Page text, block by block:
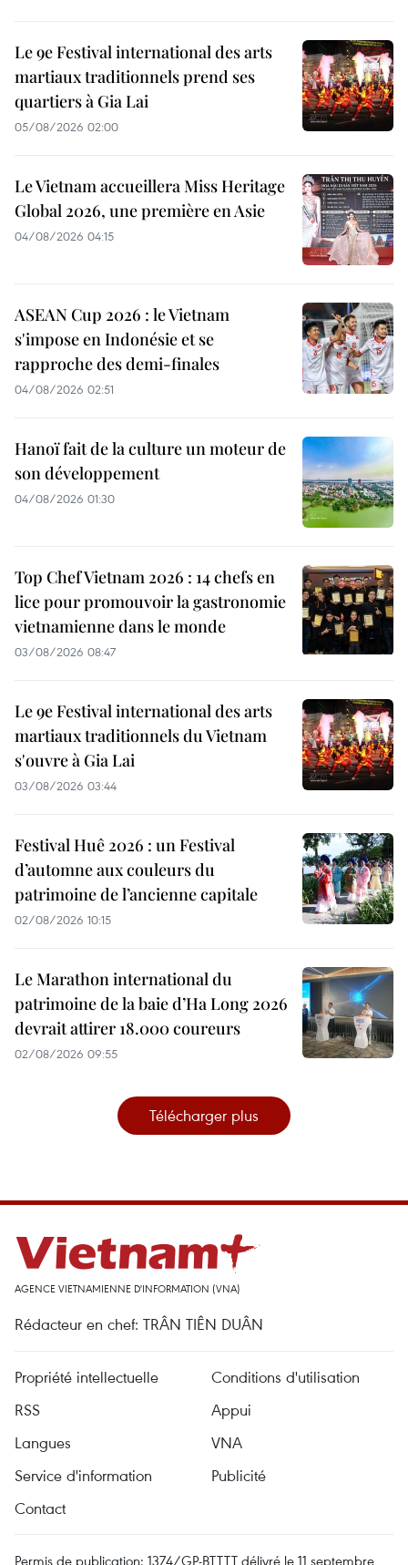
Le 9e Festival international des arts
martiaux traditionnels prend ses
quartiers à Gia Lai
05/08/2026 02:00
Le Vietnam accueillera Miss Heritage
Global 2026, une première en Asie
04/08/2026 04:15
ASEAN Cup 2026 : le Vietnam
s'impose en Indonésie et se
rapproche des demi-finales
04/08/2026 02:51
Hanoï fait de la culture un moteur de
son développement
04/08/2026 01:30
Top Chef Vietnam 2026 : 14 chefs en
lice pour promouvoir la gastronomie
vietnamienne dans le monde
03/08/2026 08:47
Le 9e Festival international des arts
martiaux traditionnels du Vietnam
s'ouvre à Gia Lai
03/08/2026 03:44
Festival Huê 2026 : un Festival
d’automne aux couleurs du
patrimoine de l’ancienne capitale
02/08/2026 10:15
Le Marathon international du
patrimoine de la baie d’Ha Long 2026
devrait attirer 18.000 coureurs
02/08/2026 09:55
Télécharger plus
AGENCE VIETNAMIENNE D'INFORMATION (VNA)
Rédacteur en chef: TRÂN TIÊN DUÂN
Propriété intellectuelle
Conditions d'utilisation
RSS
Appui
Langues
VNA
Service d'information
Publicité
Contact
Permis de publication: 1374/GP-BTTTT délivré le 11 septembre